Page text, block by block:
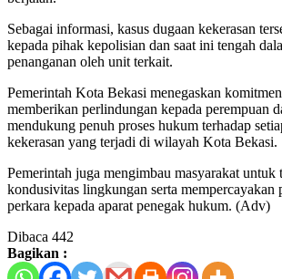
Sebagai informasi, kasus dugaan kekerasan
kepada pihak kepolisian dan saat ini tengah
penanganan oleh unit terkait.
Pemerintah Kota Bekasi menegaskan
memberikan perlindungan kepada perempuan
mendukung penuh proses hukum terhadap
kekerasan yang terjadi di wilayah Kota Bekasi.
Pemerintah juga mengimbau masyarakat untuk
kondusivitas lingkungan serta mempercayakan
perkara kepada aparat penegak hukum. (Adv)
Dibaca 442
Bagikan :